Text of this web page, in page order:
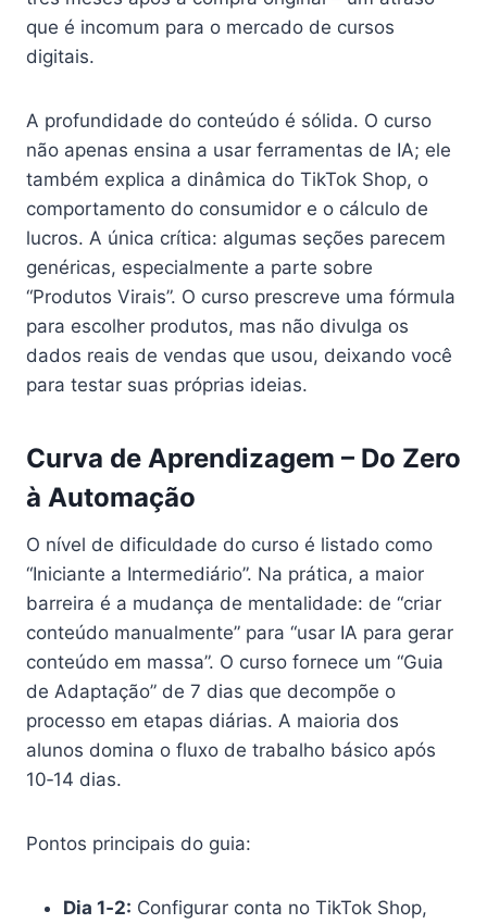
que é incomum para o mercado de cursos
digitais.
A profundidade do conteúdo é sólida. O curso
não apenas ensina a usar ferramentas de IA; ele
também explica a dinâmica do TikTok Shop, o
comportamento do consumidor e o cálculo de
lucros. A única crítica: algumas seções parecem
genéricas, especialmente a parte sobre
“Produtos Virais”. O curso prescreve uma fórmula
para escolher produtos, mas não divulga os
dados reais de vendas que usou, deixando você
para testar suas próprias ideias.
Curva de Aprendizagem – Do Zero
à Automação
O nível de dificuldade do curso é listado como
“Iniciante a Intermediário”. Na prática, a maior
barreira é a mudança de mentalidade: de “criar
conteúdo manualmente” para “usar IA para gerar
conteúdo em massa”. O curso fornece um “Guia
de Adaptação” de 7 dias que decompõe o
processo em etapas diárias. A maioria dos
alunos domina o fluxo de trabalho básico após
10‑14 dias.
Pontos principais do guia:
Dia 1‑2: Configurar conta no TikTok Shop,